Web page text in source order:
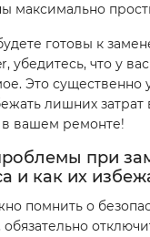
максимально
готовы к
убедитесь, что у
Это существенно
лишних
вашем ремонте!
при
и как их
помнить о
обязательно